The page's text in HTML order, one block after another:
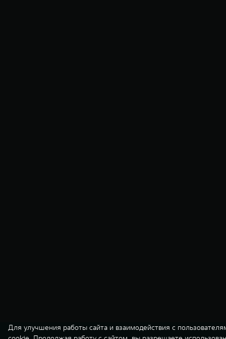
Для улучшения работы сайта и взаимодействия с